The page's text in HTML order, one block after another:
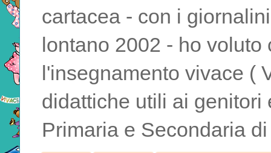
cartacea - con i
lontano 2002 - ho
l'insegnamento vivace (
didattiche utili ai
Primaria e Secondaria